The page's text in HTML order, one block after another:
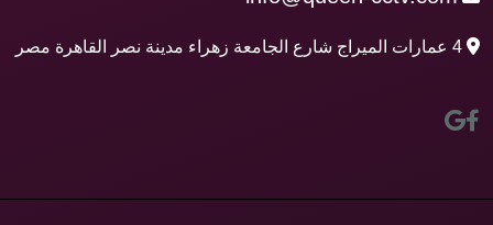
4 عمارات الميراج شارع الجامعة زهراء مدينة نصر القاهرة مصر